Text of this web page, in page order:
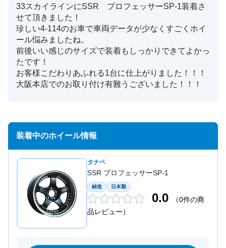
33スカイラインにSSR プロフェッサーSP-1装着さ
せて頂きました！
珍しい4-114のお車で車両データが少なくすごくホイ
ール悩みましたね。
前後いい感じのサイズで装着もしっかりできてよかっ
たです！
お客様こだわりあふれる1台に仕上がりました！！！
大阪本店でのお取り付け有難うございました！！！
装着中のホイール情報
タナベ
SSR プロフェッサーSP-1
鋳造 日本製
0.0
（0件の商
品レビュー）